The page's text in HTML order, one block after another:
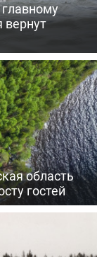
вернут
область
гостей